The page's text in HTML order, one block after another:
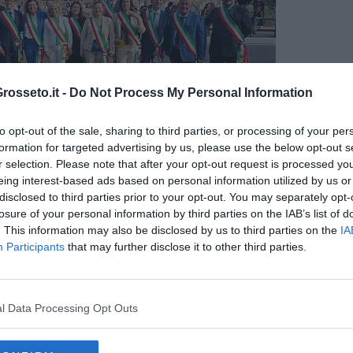
- Do Not Process My Personal Information
opt-out of the sale, sharing to third parties, or processing of your
for targeted advertising by us, please use the below opt-out
selection. Please note that after your opt-out request is processed
interest-based ads based on personal information utilized by us
to third parties prior to your opt-out. You may separately
of your personal information by third parties on the IAB’s list of
This information may also be disclosed by us to third parties on the
Participants that may further disclose it to other third parties.
Data Processing Opt Outs
pronti a sfilare ai Fori Imperiali
con
Fabio Berti di Chiesina Uzzanese
Simona De Caro
sindaco di Serravalle Pistoiese
Paganico Alessandra Biondie di Santa Fiora
nel Senese, Riccardo Conti